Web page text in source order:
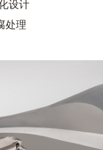
设计
处理